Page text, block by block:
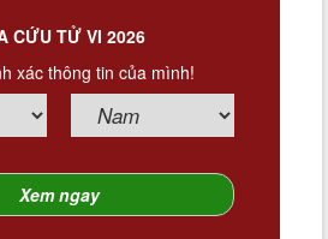
CỨU TỬ VI 2026
xác thông tin của mình!